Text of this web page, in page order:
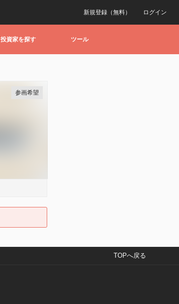
ログイン
新規登録（無料）
投資家を探す ツール
参画希望
TOPへ戻る